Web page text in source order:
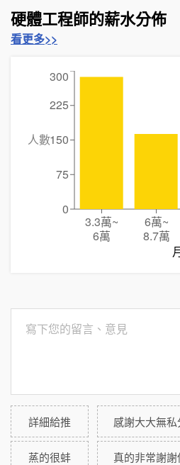
硬體工程師的薪水分佈
看更多>>
3.3萬~
6萬
6萬~
8.7萬
0
75
150
225
300
人數
詳細給推 感謝大大無
蒸的很蚌 真的非常謝謝